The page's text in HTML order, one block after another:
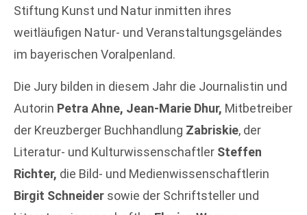
Stiftung Kunst und Natur inmitten ihres
weitläufigen Natur- und Veranstaltungsgeländes
im bayerischen Voralpenland.
Die Jury bilden in diesem Jahr die Journalistin und
Autorin Petra Ahne, Jean-Marie Dhur, Mitbetreiber
der Kreuzberger Buchhandlung Zabriskie, der
Literatur- und Kulturwissenschaftler Steffen
Richter, die Bild- und Medienwissenschaftlerin
Birgit Schneider sowie der Schriftsteller und